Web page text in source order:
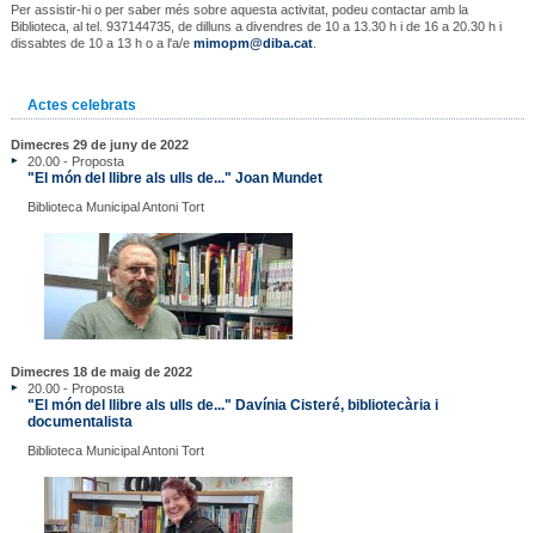
Per assistir-hi o per saber més sobre aquesta activitat, podeu contactar amb la
Biblioteca, al tel. 937144735, de dilluns a divendres de 10 a 13.30 h i de 16 a 20.30 h i
dissabtes de 10 a 13 h o a l'a/e mimopm@diba.cat.
Actes celebrats
Dimecres 29 de juny de 2022
20.00 - Proposta
"El món del llibre als ulls de..." Joan Mundet
Biblioteca Municipal Antoni Tort
Dimecres 18 de maig de 2022
20.00 - Proposta
"El món del llibre als ulls de..." Davínia Cisteré, bibliotecària i
documentalista
Biblioteca Municipal Antoni Tort